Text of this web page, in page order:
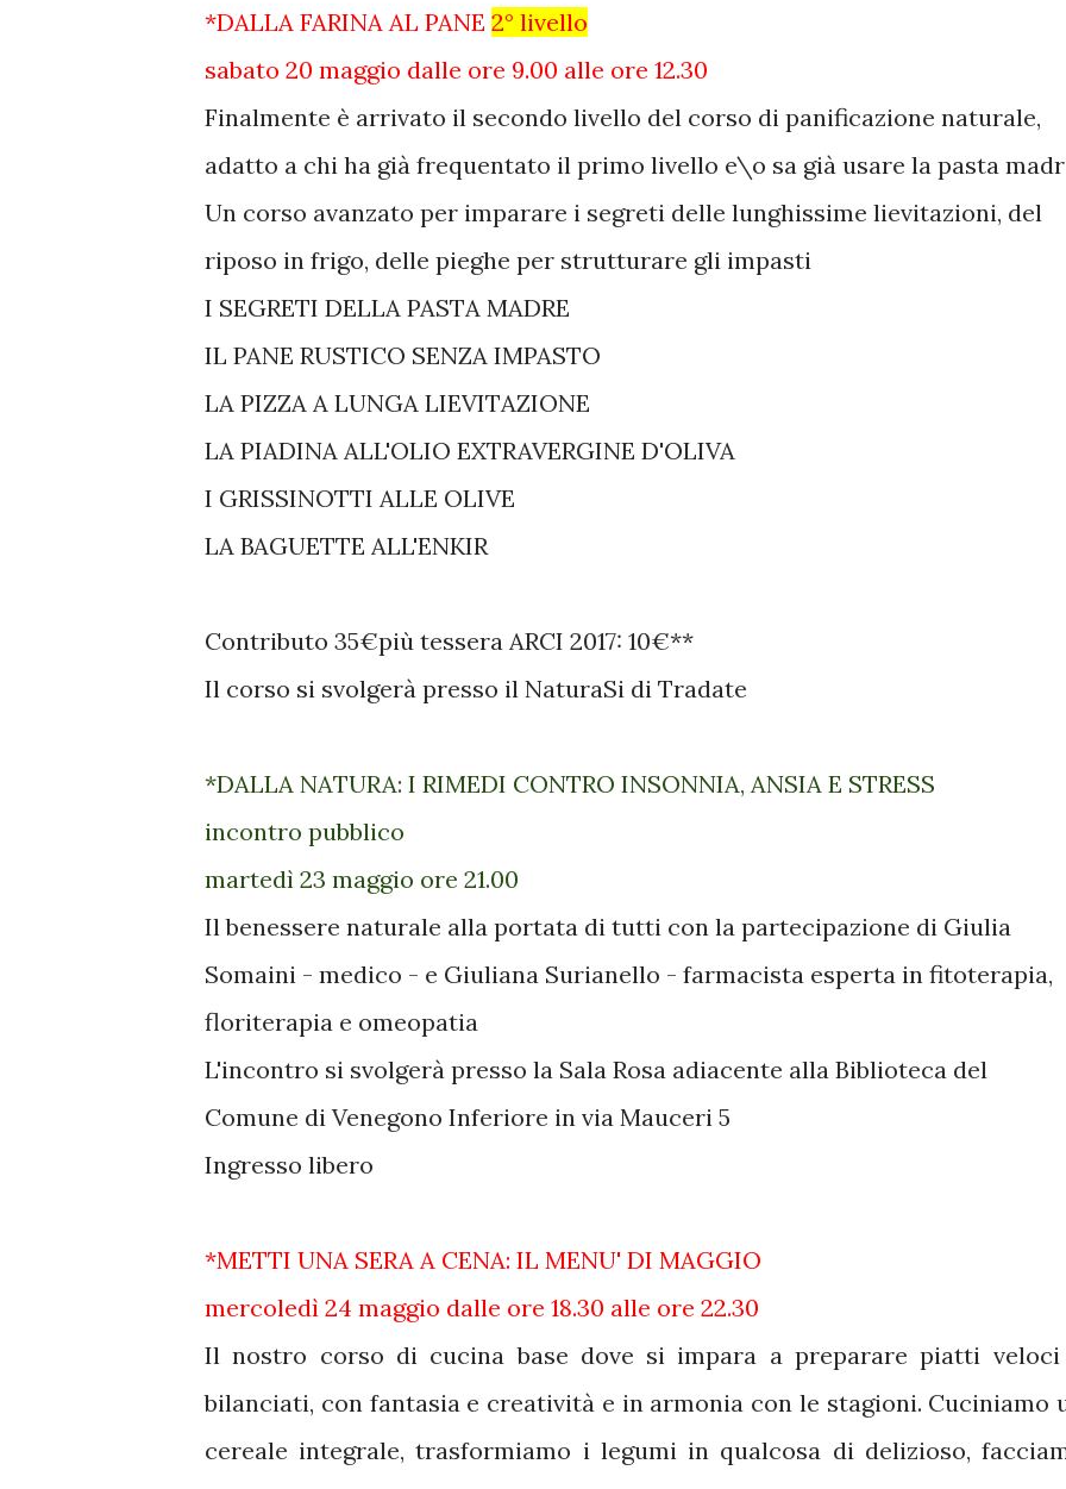
*DALLA FARINA AL PANE 2° livello
sabato 20 maggio dalle ore 9.00 alle ore 12.30
Finalmente è arrivato il secondo livello del corso di panificazione naturale,
adatto a chi ha già frequentato il primo livello e\o sa già usare la pasta
Un corso avanzato per imparare i segreti delle lunghissime lievitazioni, del
riposo in frigo, delle pieghe per strutturare gli impasti
I SEGRETI DELLA PASTA MADRE
IL PANE RUSTICO SENZA IMPASTO
LA PIZZA A LUNGA LIEVITAZIONE
LA PIADINA ALL'OLIO EXTRAVERGINE D'OLIVA
I GRISSINOTTI ALLE OLIVE
LA BAGUETTE ALL'ENKIR
Contributo 35€più tessera ARCI 2017: 10€**
Il corso si svolgerà presso il NaturaSi di Tradate
*DALLA NATURA: I RIMEDI CONTRO INSONNIA, ANSIA E STRESS
incontro pubblico
martedì 23 maggio ore 21.00
Il benessere naturale alla portata di tutti con la partecipazione di Giulia
Somaini - medico - e Giuliana Surianello - farmacista esperta in fitoterapia,
floriterapia e omeopatia
L'incontro si svolgerà presso la Sala Rosa adiacente alla Biblioteca del
Comune di Venegono Inferiore in via Mauceri 5
Ingresso libero
*METTI UNA SERA A CENA: IL MENU' DI MAGGIO
mercoledì 24 maggio dalle ore 18.30 alle ore 22.30
Il nostro corso di cucina base dove si impara a preparare piatti
bilanciati, con fantasia e creatività e in armonia con le stagioni. Cuciniamo
cereale integrale, trasformiamo i legumi in qualcosa di delizioso,